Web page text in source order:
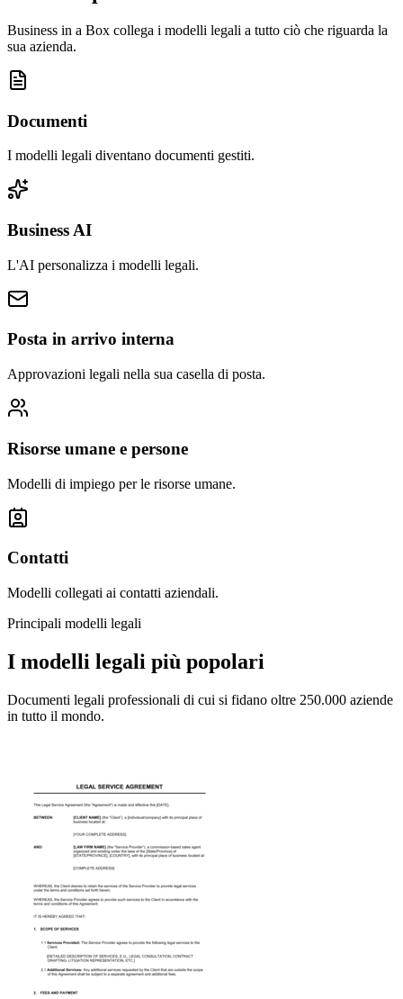
Business in a Box collega i modelli legali a tutto ciò che riguarda la
sua azienda.
Documenti
I modelli legali diventano documenti gestiti.
Business AI
L'AI personalizza i modelli legali.
Posta in arrivo interna
Approvazioni legali nella sua casella di posta.
Risorse umane e persone
Modelli di impiego per le risorse umane.
Contatti
Modelli collegati ai contatti aziendali.
Principali modelli legali
I modelli legali più popolari
Documenti legali professionali di cui si fidano oltre 250.000 aziende
in tutto il mondo.